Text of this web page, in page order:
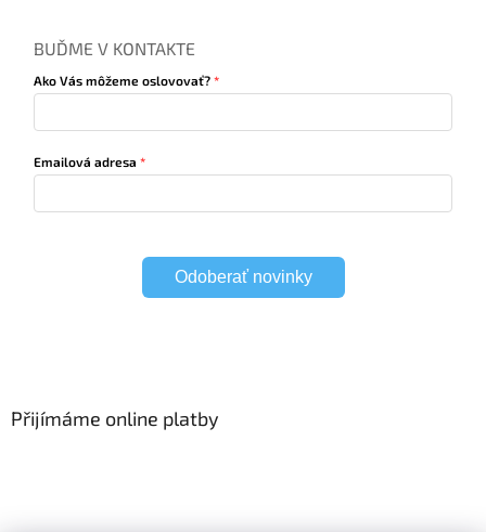
BUĎME V KONTAKTE
Ako Vás môžeme oslovovať?
Emailová adresa
Odoberať novinky
Přijímáme online platby